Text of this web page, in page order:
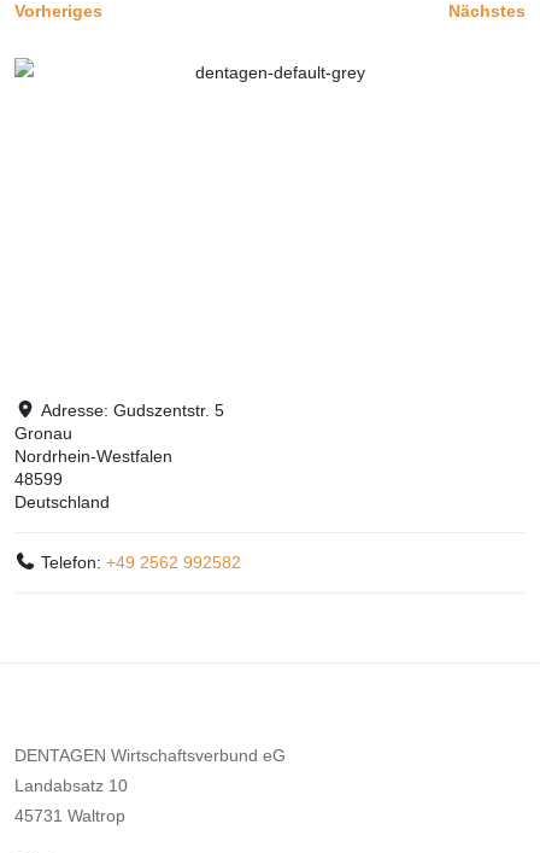
Vorheriges Nächstes
Adresse:Gudszentstr. 5
Gronau
Nordrhein-Westfalen
48599
Deutschland
Telefon:+49 2562 992582
DENTAGEN Wirtschaftsverbund eG
Landabsatz 10
45731 Waltrop